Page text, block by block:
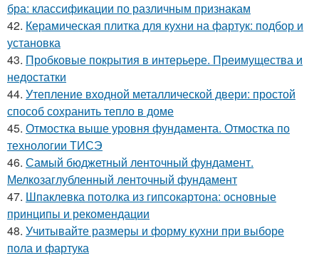
бра: классификации по различным признакам
42. Керамическая плитка для кухни на фартук: подбор и
установка
43. Пробковые покрытия в интерьере. Преимущества и
недостатки
44. Утепление входной металлической двери: простой
способ сохранить тепло в доме
45. Отмостка выше уровня фундамента. Отмостка по
технологии ТИСЭ
46. Самый бюджетный ленточный фундамент.
Мелкозаглубленный ленточный фундамент
47. Шпаклевка потолка из гипсокартона: основные
принципы и рекомендации
48. Учитывайте размеры и форму кухни при выборе
пола и фартука